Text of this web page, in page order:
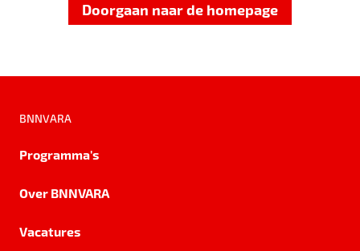
Doorgaan naar de homepage
BNNVARA
Programma's
Over BNNVARA
Vacatures